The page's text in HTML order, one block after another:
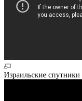
Израильские спутники